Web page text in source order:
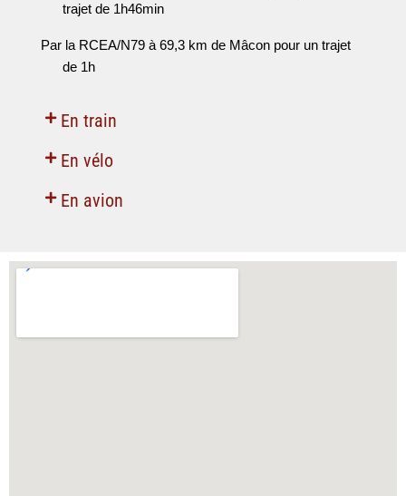
trajet de 1h46min
Par la RCEA/N79 à 69,3 km de Mâcon pour un trajet
de 1h
En train
En vélo
En avion